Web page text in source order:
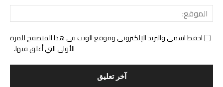
احفظ اسمي والبريد الإلكتروني وموقع الويب في هذا المتصفح للمرة
الأولى التي أعلق فيها.